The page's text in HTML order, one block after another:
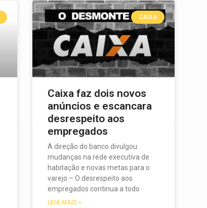
CAIXA
Caixa faz dois novos
anúncios e escancara
desrespeito aos
empregados
A direção do banco divulgou
mudanças na rede executiva de
habitação e novas metas para o
varejo – O desrespeito aos
empregados continua a todo
LEIA MAIS »